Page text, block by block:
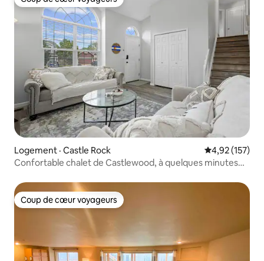
Coup de cœur voyageurs
Logement · Castle Rock Note
4,92 (157)
Confortable chalet de Castlewood, à quelques minutes
Coup de cœur voyageurs
Coup de cœur voyageurs